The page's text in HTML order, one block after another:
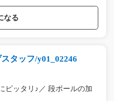
なる
タッフ/y01_02246
ピッタリ♪／ 段ボールの加